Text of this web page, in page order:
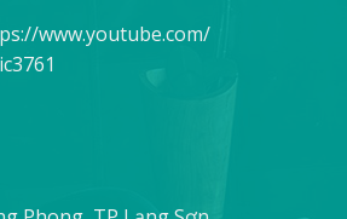
www.youtube.com/